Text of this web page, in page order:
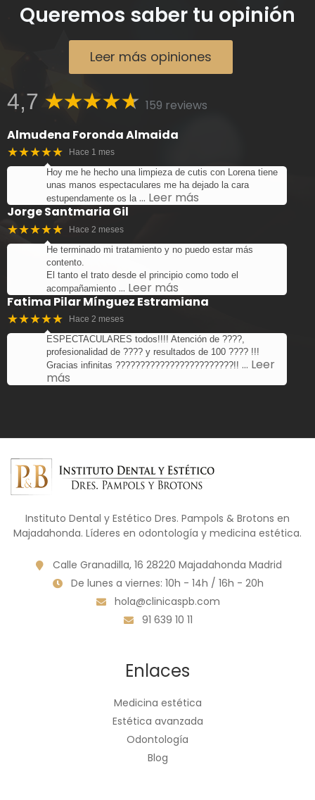
Queremos saber tu opinión
Leer más opiniones
4,7
159 reviews
Almudena Foronda Almaida
★★★★★ Hace 1 mes
Hoy me he hecho una limpieza de cutis con Lorena tiene
unas manos espectaculares me ha dejado la cara
estupendamente os la … Leer más
Jorge Santmaria Gil
★★★★★ Hace 2 meses
He terminado mi tratamiento y no puedo estar más
contento.
El tanto el trato desde el principio como todo el
acompañamiento … Leer más
Fatima Pilar Mínguez Estramiana
★★★★★ Hace 2 meses
ESPECTACULARES todos!!!! Atención de ????,
profesionalidad de ???? y resultados de 100 ???? !!!
Gracias infinitas ????????????????????????!! … Leer
más
Instituto Dental y Estético Dres. Pampols & Brotons en
Majadahonda. Líderes en odontología y medicina estética.
Calle Granadilla, 16 28220 Majadahonda Madrid
De lunes a viernes: 10h - 14h / 16h - 20h
hola@clinicaspb.com
91 639 10 11
Enlaces
Medicina estética
Estética avanzada
Odontología
Blog